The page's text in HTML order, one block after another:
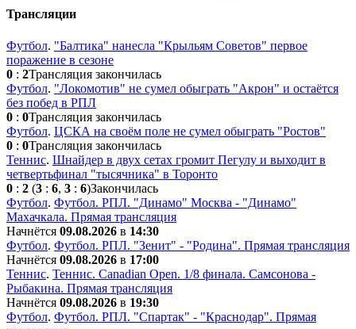
Трансляции
Футбол. "Балтика" нанесла "Крыльям Советов" первое
поражение в сезоне
0 : 2Трансляция закончилась
Футбол. "Локомотив" не сумел обыграть "Акрон" и остаётся
без побед в РПЛ
0 : 0Трансляция закончилась
Футбол. ЦСКА на своём поле не сумел обыграть "Ростов"
0 : 0Трансляция закончилась
Теннис. Шнайдер в двух сетах громит Пегулу и выходит в
четвертьфинал "тысячника" в Торонто
0 : 2 (3 : 6, 3 : 6)Закончилась
Футбол. Футбол. РПЛ. "Динамо" Москва - "Динамо"
Махачкала. Прямая трансляция
Начнётся 09.08.2026 в 14:30
Футбол. Футбол. РПЛ. "Зенит" - "Родина". Прямая трансляция
Начнётся 09.08.2026 в 17:00
Теннис. Теннис. Сanadian Open. 1/8 финала. Самсонова -
Рыбакина. Прямая трансляция
Начнётся 09.08.2026 в 19:30
Футбол. Футбол. РПЛ. "Спартак" - "Краснодар". Прямая